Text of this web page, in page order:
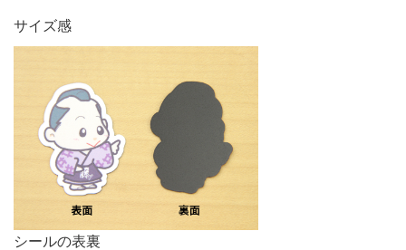
サイズ感
シールの表裏